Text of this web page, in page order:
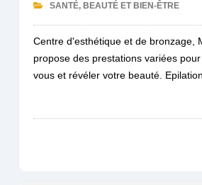
SANTÉ, BEAUTÉ ET BIEN-ÊTRE
Centre d'esthétique et de bronzage,
propose des prestations variées
vous et révéler votre beauté. Epilation